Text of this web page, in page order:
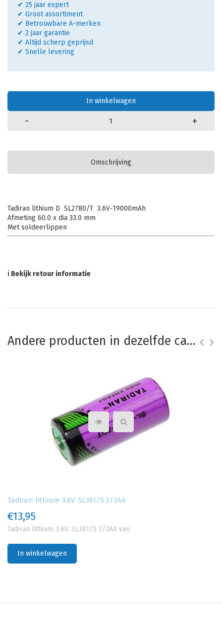
✔ 25 jaar expert
✔ Groot assortiment
✔ Betrouwbare A-merken
✔ 2 jaar garantie
✔ Altijd scherp geprijsd
✔ Snelle levering
In winkelwagen
- +
Omschrijving
Tadiran lithium D SL2780/T 3.6V-19000mAh
Afmeting 60.0 x dia 33.0 mm
Met soldeerlippen
ℹ Bekijk retour informatie
Andere producten in dezelfde categorie
Tadiran lithium 3.6V. SL361/S 2/3AA
€13,95
Tadiran lithium 3.6V. SL361/S 2/3AA van
In winkelwagen